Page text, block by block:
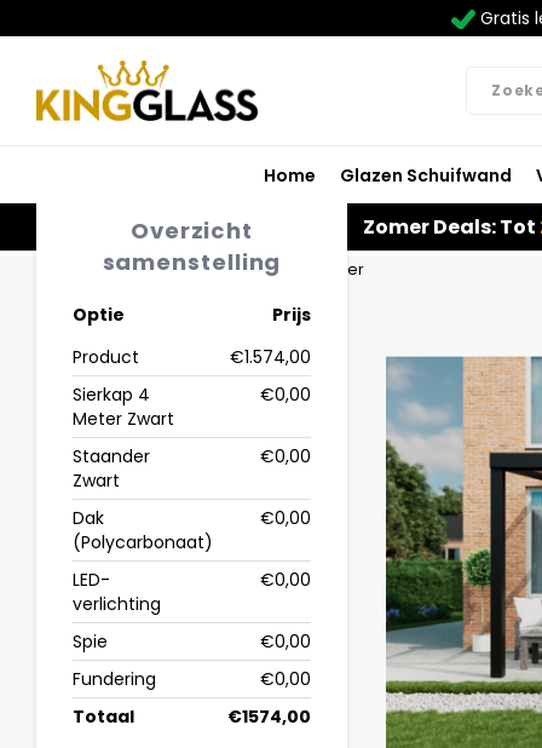
Gratis
Home Glazen Schuifwand
Zomer Deals: Tot
Serre in zwart van 4,06 x 4 meter
Overzicht
samenstelling
Optie
Prijs
Product
€1.574,00
Sierkap 4
Meter Zwart
€0,00
Staander
Zwart
€0,00
Dak
(Polycarbonaat)
€0,00
LED-
verlichting
€0,00
Spie
€0,00
Fundering
€0,00
Totaal
€1574,00